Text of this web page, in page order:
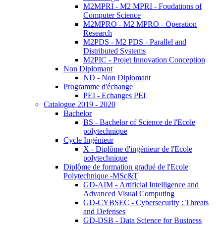
M2MPRI - M2 MPRI - Foudations of
Computer Science
M2MPRO - M2 MPRO - Operation
Research
M2PDS - M2 PDS - Parallel and
Distributed Systems
M2PIC - Projet Innovation Conception
Non Diplomant
ND - Non Diplomant
Programme d'échange
PEI - Echanges PEI
Catalogue 2019 - 2020
Bachelor
BS - Bachelor of Science de l'Ecole
polytechnique
Cycle Ingénieur
X - Diplôme d'ingénieur de l'Ecole
polytechnique
Diplôme de formation gradué de l'Ecole
Polytechnique -MSc&T
GD-AIM - Artificial Intelligence and
Advanced Visual Computing
GD-CYBSEC - Cybersecurity : Threats
and Defenses
GD-DSB - Data Science for Business